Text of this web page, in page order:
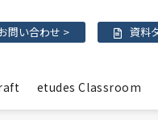
問い合わせ > 資料
etudes Classroom